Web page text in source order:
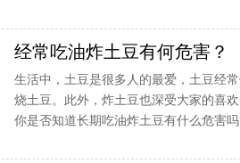
经常吃油炸土豆有何危害？
生活中，土豆是很多人的最爱，土豆经
烧土豆。此外，炸土豆也深受大家的喜
你是否知道长期吃油炸土豆有什么危害